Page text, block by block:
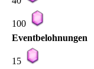
100
Eventbelohnungen
15